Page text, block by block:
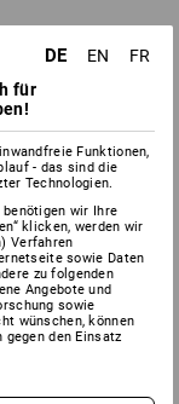
DE EN
FR
für
Funktionen,
- das sind die
Technologien.
wir Ihre
klicken, werden wir
Verfahren
sowie Daten
zu folgenden
Angebote und
sowie
wünschen, können
gegen den Einsatz